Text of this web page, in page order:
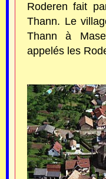
Roderen fait
Thann. Le
Thann à
appelés les